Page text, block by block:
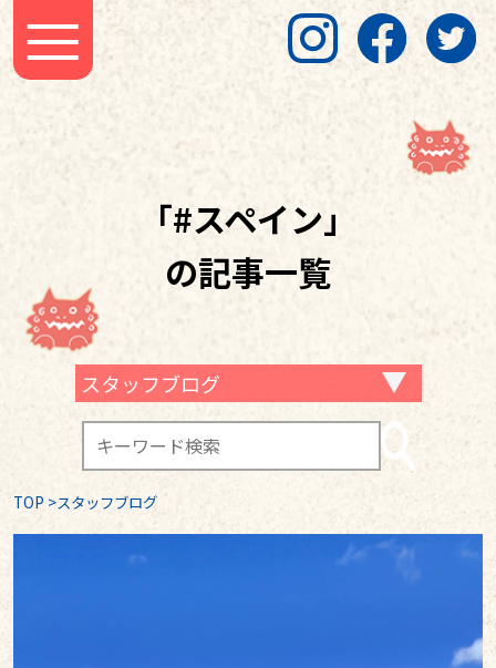
「#スペイン」
の記事一覧
スタッフブログ
TOP >スタッフブログ